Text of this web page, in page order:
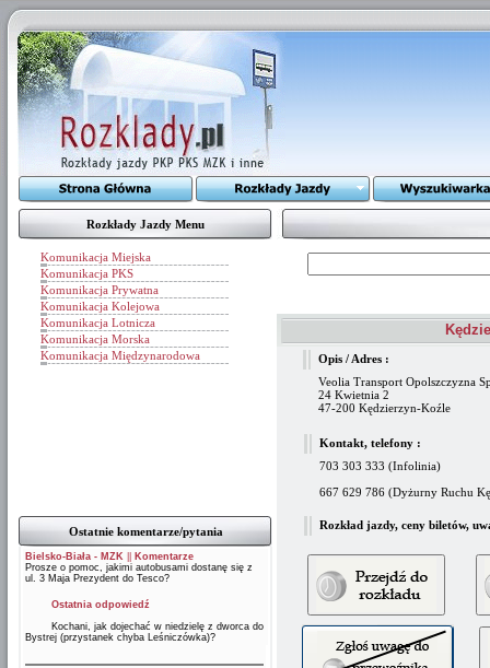
Rozkłady Jazdy Menu
Komunikacja Miejska
Komunikacja PKS
Komunikacja Prywatna
Komunikacja Kolejowa
Komunikacja Lotnicza
Komunikacja Morska
Komunikacja Międzynarodowa
Ostatnie komentarze/pytania
Bielsko-Biała - MZK
Komentarze
Prosze o pomoc, jakimi autobusami dostanę się z
ul. 3 Maja Prezydent do Tesco?
Ostatnia odpowiedź
Kochani, jak dojechać w niedzielę z dworca do
Bystrej (przystanek chyba Leśniczówka)?
Opis / Adres :
Veolia Transport Opolszczyzna
24 Kwietnia 2
47-200 Kędzierzyn-Koźle
Kontakt, telefony :
703 303 333 (Infolinia)
667 629 786 (Dyżurny Ruchu
Rozkład jazdy, ceny biletów,